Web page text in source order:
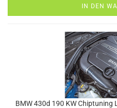
IN DEN
BMW 430d 190 KW Chiptuning